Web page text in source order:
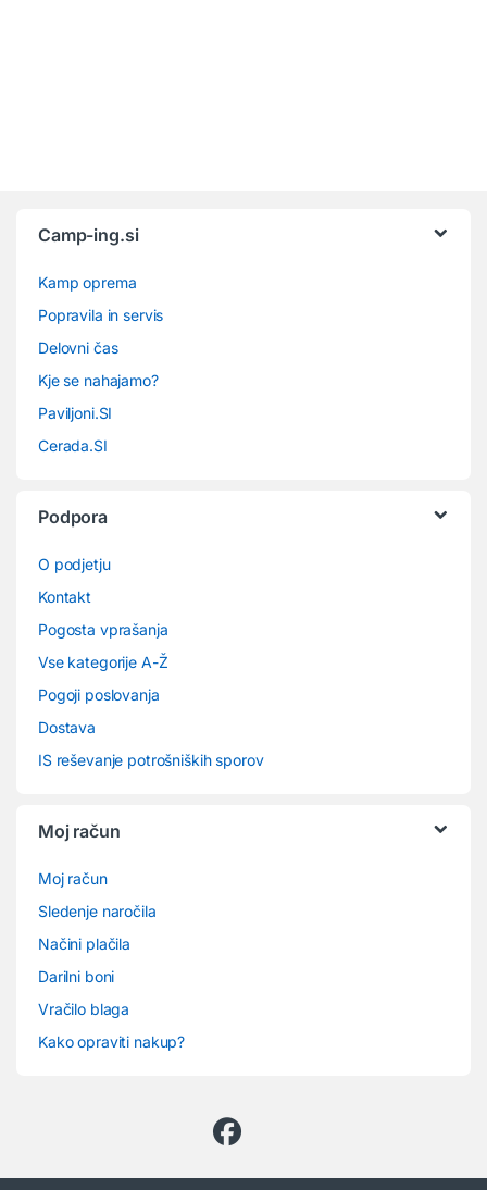
Camp-ing.si
Kamp oprema
Popravila in servis
Delovni čas
Kje se nahajamo?
Paviljoni.SI
Cerada.SI
Podpora
O podjetju
Kontakt
Pogosta vprašanja
Vse kategorije A-Ž
Pogoji poslovanja
Dostava
IS reševanje potrošniških sporov
Moj račun
Moj račun
Sledenje naročila
Načini plačila
Darilni boni
Vračilo blaga
Kako opraviti nakup?